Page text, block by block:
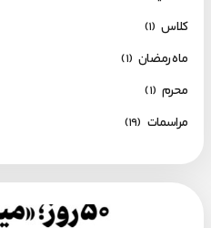
کلاس (۱)
ماه رمضان (۱)
محرم (۱)
مراسمات (۱۹)